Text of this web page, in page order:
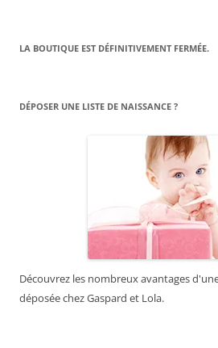
LA BOUTIQUE EST DÉFINITIVEMENT FERMÉE.
DÉPOSER UNE LISTE DE NAISSANCE ?
Découvrez les nombreux avantages
déposée chez Gaspard et Lola.